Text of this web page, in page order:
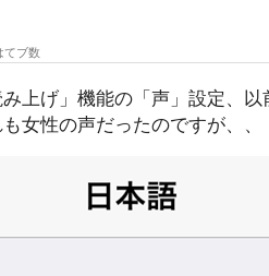
上げ」機能の「声」設定、
女性の声だったのですが、、